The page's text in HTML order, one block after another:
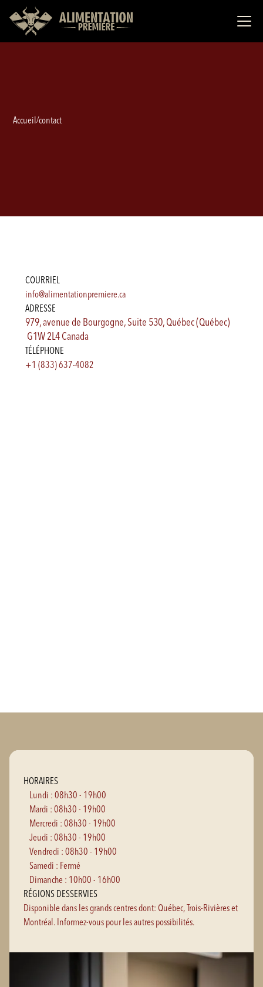
Accueil/contact
COURRIEL
info@alimentationpremiere.ca
ADRESSE
979, avenue de Bourgogne, Suite 530, Québec (Québec)
G1W 2L4 Canada
TÉLÉPHONE
+1 (833) 637-4082
HORAIRES
Lundi : 08h30 - 19h00
Mardi : 08h30 - 19h00
Mercredi : 08h30 - 19h00
Jeudi : 08h30 - 19h00
Vendredi : 08h30 - 19h00
Samedi : Fermé
Dimanche : 10h00 - 16h00
RÉGIONS DESSERVIES
Disponible dans les grands centres dont: Québec, Trois-Rivières et
Montréal. Informez-vous pour les autres possibilités.